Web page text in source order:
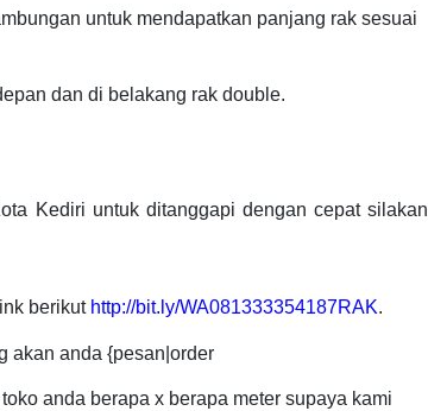
untuk mendapatkan panjang rak sesuai
dan di belakang rak double.
Kediri untuk ditanggapi dengan cepat silakan
berikut http://bit.ly/WA081333354187RAK.
akan anda {pesan|order
anda berapa x berapa meter supaya kami